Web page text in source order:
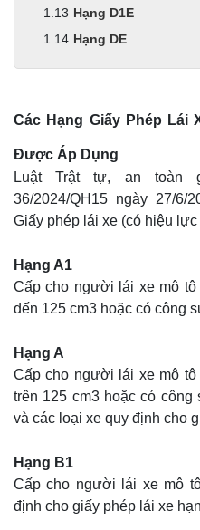
Hạng D1E
Hạng DE
Các Hạng Giấy Phép Lái
Được Áp Dụng
Luật Trật tự, an toàn
36/2024/QH15 ngày 27/
Giấy phép lái xe (có hiệu
Hạng A1
Cấp cho người lái xe mô
đến 125 cm3 hoặc có công
Hạng A
Cấp cho người lái xe mô
trên 125 cm3 hoặc có
và các loại xe quy định cho
Hạng B1
Cấp cho người lái xe mô
định cho giấy phép lái xe